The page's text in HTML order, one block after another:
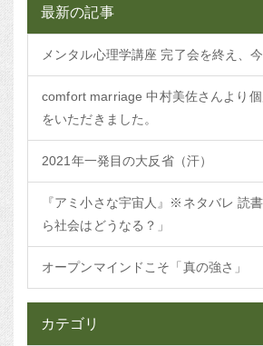
最新の記事
メンタル心理学講座 完了会を終え、
comfort marriage 中村美佐さんより
をいただきました。
2021年一発目の大反省（汗）
『アミ小さな宇宙人』※ネタバレ 読
ら社会はどうなる？」
オープンマインドこそ「真の強さ」
カテゴリ